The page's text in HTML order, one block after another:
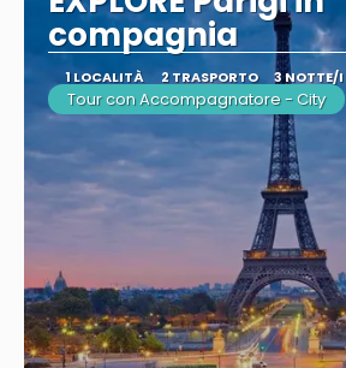
compagnia
1 LOCALITÀ 2 TRASPORTO 3 NOTTE/I
Tour con Accompagnatore - City